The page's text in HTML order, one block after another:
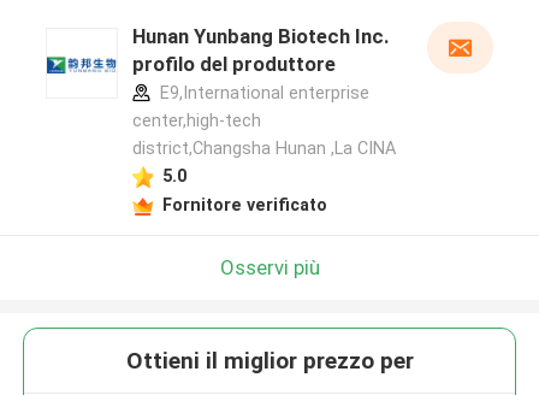
Hunan Yunbang Biotech Inc.
profilo del produttore
E9,International enterprise
center,high-tech
district,Changsha Hunan ,La CINA
5.0
Fornitore verificato
Osservi più
Ottieni il miglior prezzo per